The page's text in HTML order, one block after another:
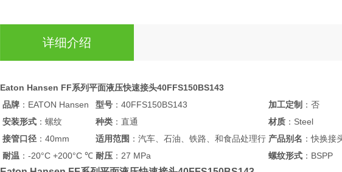
详细介绍
Eaton Hansen FF系列平面液压快速接头40FFS150BS143
品牌 ：EATON Hansen 型号 ：40FFS150BS143 加工定制 ：否
安装形式 ：螺纹 种类 ：直通 材质 ：Steel
接管口径 ：40mm 适用范围 ：汽车、石油、铁路、和食品处理行 产品别名 ：快换接
耐温 ：-20°C +200°C ℃ 耐压 ：27 MPa 螺纹形式 ：BSPP